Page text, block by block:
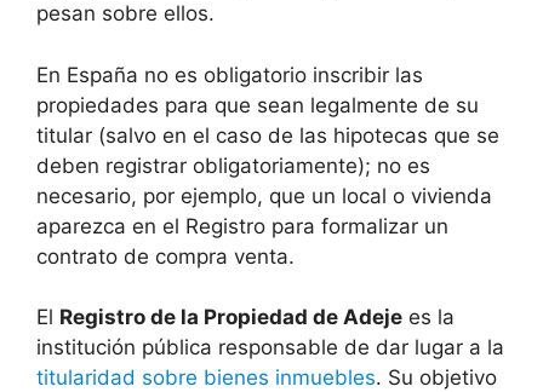
pesan sobre ellos.
En España no es obligatorio inscribir las
propiedades para que sean legalmente de su
titular (salvo en el caso de las hipotecas que se
deben registrar obligatoriamente); no es
necesario, por ejemplo, que un local o vivienda
aparezca en el Registro para formalizar un
contrato de compra venta.
El Registro de la Propiedad de Adeje es la
institución pública responsable de dar lugar a la
titularidad sobre bienes inmuebles. Su objetivo